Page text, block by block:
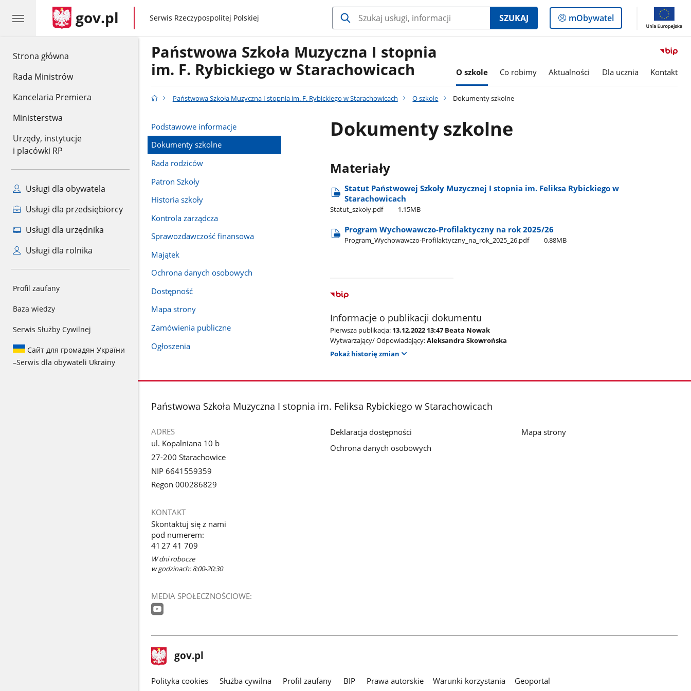
Strona główna
Rada Ministrów
Kancelaria Premiera
Ministerstwa
Urzędy, instytucje
i placówki RP
Usługi dla obywatela
Usługi dla przedsiębiorcy
Usługi dla urzędnika
Usługi dla rolnika
Profil zaufany
Baza wiedzy
Serwis Służby Cywilnej
Сайт для громадян України
–Serwis dla obywateli Ukrainy
gov.pl gov.pl
Serwis Rzeczypospolitej Polskiej SZUKAJ
Logowanie
do
mObywatel
Państwowa Szkoła Muzyczna I stopnia
im. F. Rybickiego w Starachowicach
O szkole Co robimy Aktualności Dla ucznia Kontakt
Państwowa Szkoła Muzyczna I stopnia im. F. Rybickiego w Starachowicach O szkole Dokumenty szkolne
Podstawowe informacje
Dokumenty szkolne
Rada rodziców
Patron Szkoły
Historia szkoły
Kontrola zarządcza
Sprawozdawczość finansowa
Majątek
Ochrona danych osobowych
Dostępność
Mapa strony
Zamówienia publiczne
Ogłoszenia
Dokumenty szkolne
Materiały
Statut Państwowej Szkoły Muzycznej I stopnia im. Feliksa Rybickiego w
Starachowicach
Statut​_szkoły.pdf 1.15MB
Program Wychowawczo-Profilaktyczny na rok 2025/26
Program​_Wychowawczo-Profilaktyczny​_na​_rok​_2025​_26.pdf 0.88MB
Informacje o publikacji dokumentu
Pierwsza publikacja: 13.12.2022 13:47 Beata Nowak
Wytwarzający/ Odpowiadający:Aleksandra Skowrońska
Pokaż historię zmian
stopka
Państwowa Szkoła Muzyczna I stopnia im. Feliksa Rybickiego w Starachowicach
ADRES
ul. Kopalniana 10 b
27-200 Starachowice
NIP 6641559359
Regon 000286829
KONTAKT
Skontaktuj się z nami
pod numerem:
41 27 41 709
W dni robocze
w godzinach: 8:00-20:30
MEDIA SPOŁECZNOŚCIOWE:
Deklaracja dostępności
Ochrona danych osobowych
Mapa strony
stopka
gov.pl Strona
gov.pl
gov.pl
Polityka cookies Służba cywilna Profil zaufany BIP Prawa autorskie Warunki korzystania Geoportal